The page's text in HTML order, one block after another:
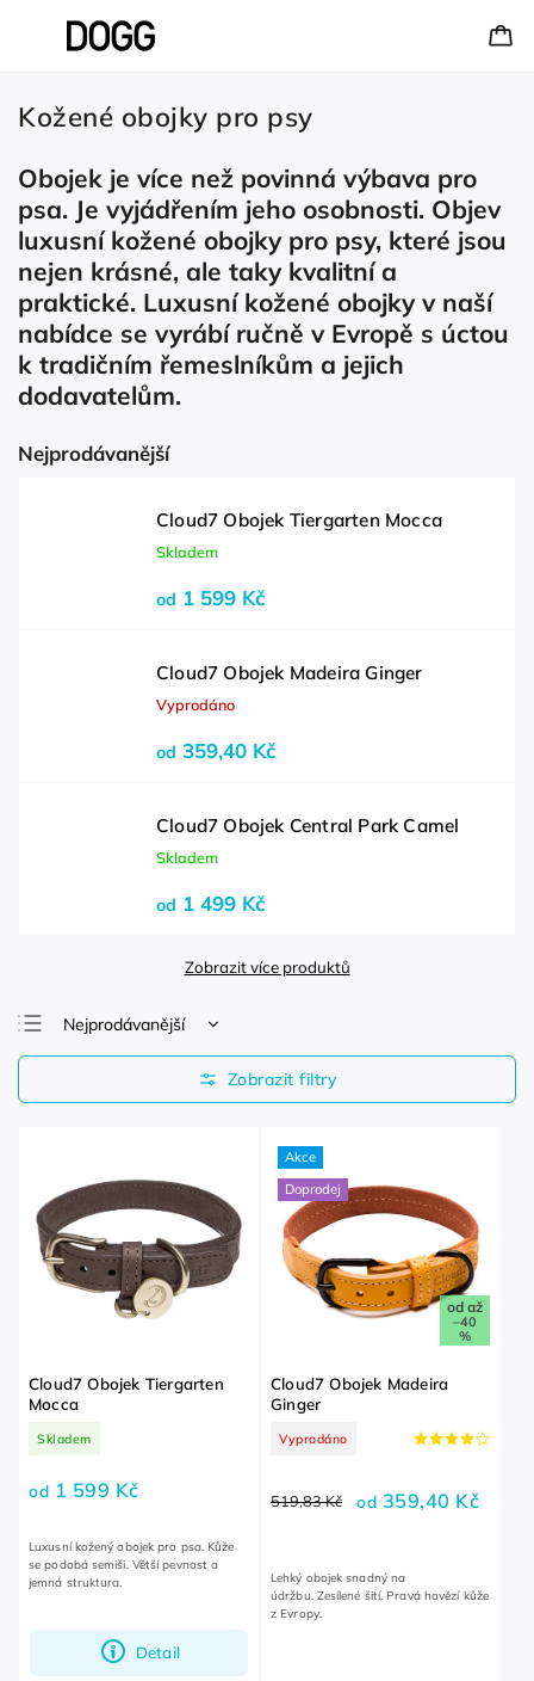
Kožené obojky pro psy
Obojek je více než povinná výbava pro
psa. Je vyjádřením jeho osobnosti. Objev
luxusní kožené obojky pro psy, které jsou
nejen krásné, ale taky kvalitní a
praktické. Luxusní kožené obojky v naší
nabídce se vyrábí ručně v Evropě s úctou
k tradičním řemeslníkům a jejich
dodavatelům.
Nejprodávanější
Cloud7 Obojek Tiergarten Mocca
Skladem
od 1 599 Kč
Cloud7 Obojek Madeira Ginger
Vyprodáno
od 359,40 Kč
Cloud7 Obojek Central Park Camel
Skladem
od 1 499 Kč
Zobrazit více produktů
Nejprodávanější
Nejlevnější
Nejdražší
Cloud7 Obojek Tiergarten
Mocca
Skladem
od 1 599 Kč
Detail
Luxusní kožený obojek pro psa. Kůže
se podobá semiši. Větší pevnost a
jemná struktura.
Akce
Doprodej
od až
–40
%
Cloud7 Obojek Madeira
Ginger
Vyprodáno
519,83 Kč od 359,40 Kč
Lehký obojek snadný na
údržbu. Zesílené šití. Pravá hovězí kůže
z Evropy.